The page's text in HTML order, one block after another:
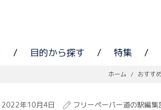
/ 目的から探す / 特集 /
ホーム / おすす
2022年10月4日 フリーペーパー道の駅編集